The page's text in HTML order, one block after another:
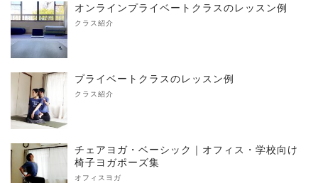
オンラインプライベートクラスのレッスン例
クラス紹介
プライベートクラスのレッスン例
クラス紹介
チェアヨガ・ベーシック｜オフィス・学校向け
椅子ヨガポーズ集
オフィスヨガ